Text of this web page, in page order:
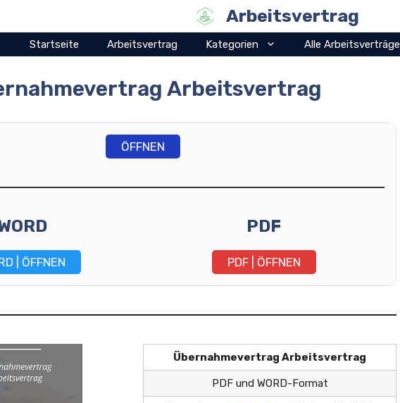
Arbeitsvertrag
Startseite Arbeitsvertrag Kategorien Alle Arbeitsverträge
Arbeitsvertrag
ÖFFNEN
| ÖFFNEN
PDF
PDF | ÖFFNEN
Übernahmevertrag Arbeitsvertrag
PDF und WORD-Format